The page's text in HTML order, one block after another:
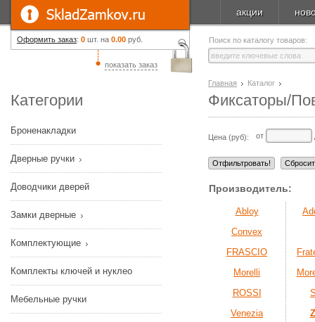
Оформить заказ: 0 шт. на 0.00 руб.
показать заказ
акции
Поиск по каталогу товаров:
Категории
Броненакладки
Дверные ручки
Доводчики дверей
Замки дверные
Комплектующие
Комплекты ключей и нуклео
Мебельные ручки
Главная Каталог
Фиксаторы/
Цена (руб): от
Производитель:
Abloy
Convex
FRASCIO
Morelli
ROSSI
Venezia